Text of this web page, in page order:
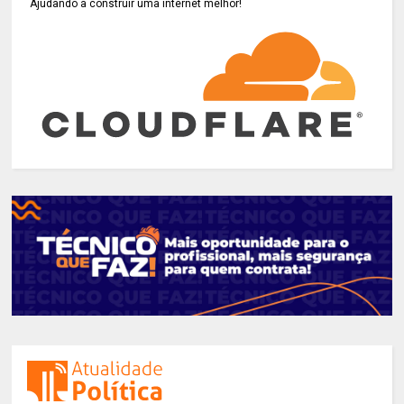
Ajudando a construir uma internet melhor!